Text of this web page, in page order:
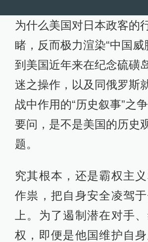
为什么美国对日本政客的
睹，反而极力渲染“中国威
到美国近年来在纪念硫磺
迷之操作，以及同俄罗斯
战中作用的“历史叙事”之
要问，是不是美国的历史
题。
究其根本，还是霸权主
作祟，把自身安全凌驾
上。为了遏制潜在对手
权，即便是他国维护自